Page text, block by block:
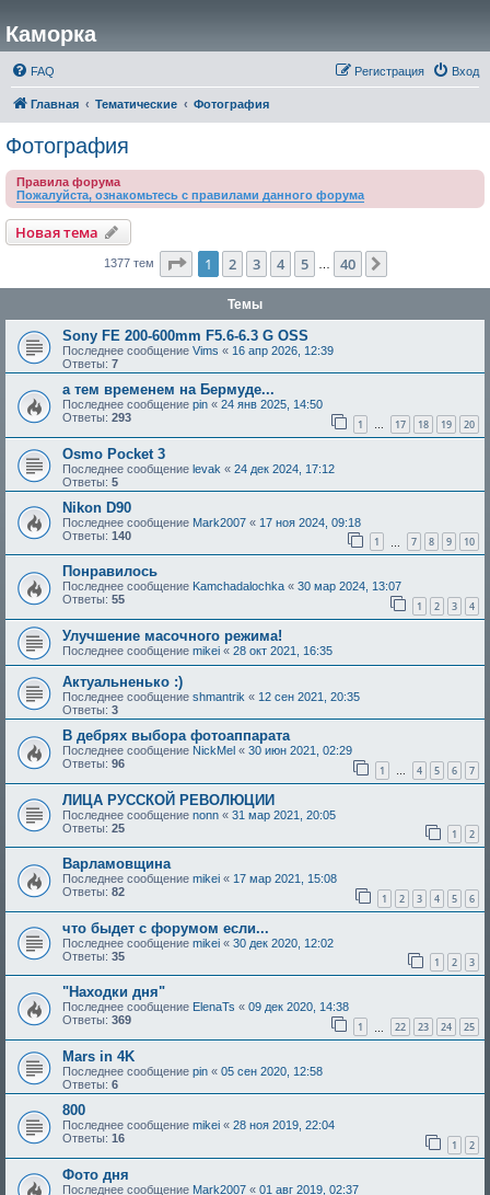
Каморка
FAQ Вход
Регистрация
Главная Тематические Фотография
Фотография
Правила форума
Пожалуйста, ознакомьтесь с правилами данного форума
Новая тема
1377 тем Страница из 40
1 2 3 4 5 40
Темы
Sony FE 200-600mm F5.6-6.3 G OSS
Последнее сообщение Vims « 16 апр 2026, 12:39
Ответы: 7
а тем временем на Бермуде...
Последнее сообщение pin « 24 янв 2025, 14:50
Ответы: 293 1 … 17 18 19 20
Osmo Pocket 3
Последнее сообщение levak « 24 дек 2024, 17:12
Ответы: 5
Nikon D90
Последнее сообщение Mark2007 « 17 ноя 2024, 09:18
Ответы: 140 1 7 8 9 10
Понравилось
Последнее сообщение Kamchadalochka « 30 мар 2024, 13:07
Ответы: 55 1 2 3 4
Улучшение масочного режима!
Последнее сообщение mikei « 28 окт 2021, 16:35
Актуальненько :)
Последнее сообщение shmantrik « 12 сен 2021, 20:35
Ответы: 3
В дебрях выбора фотоаппарата
Последнее сообщение NickMel « 30 июн 2021, 02:29
Ответы: 96 1 … 4 5 6 7
ЛИЦА РУССКОЙ РЕВОЛЮЦИИ
Последнее сообщение nonn « 31 мар 2021, 20:05
Ответы: 25 1 2
Варламовщина
Последнее сообщение mikei « 17 мар 2021, 15:08
Ответы: 82 1 2 3 4 5 6
что быдет с форумом если...
Последнее сообщение mikei « 30 дек 2020, 12:02
Ответы: 35 1 2 3
"Находки дня"
Последнее сообщение ElenaTs « 09 дек 2020, 14:38
Ответы: 369 1 22 23 24 25
Mars in 4K
Последнее сообщение pin « 05 сен 2020, 12:58
Ответы: 6
800
Последнее сообщение mikei « 28 ноя 2019, 22:04
Ответы: 16 1 2
Фото дня
Последнее сообщение Mark2007 « 01 авг 2019, 02:37